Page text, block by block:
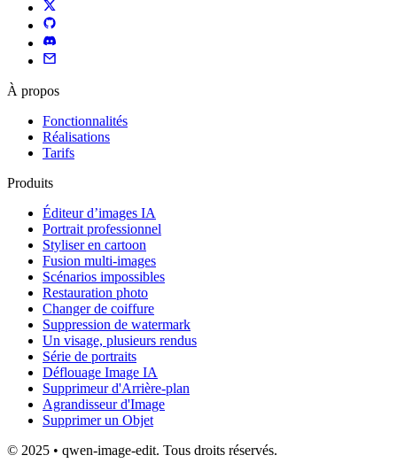
À propos
Fonctionnalités
Réalisations
Tarifs
Produits
Éditeur d’images IA
Portrait professionnel
Styliser en cartoon
Fusion multi-images
Scénarios impossibles
Restauration photo
Changer de coiffure
Suppression de watermark
Un visage, plusieurs rendus
Série de portraits
Déflouage Image IA
Supprimeur d'Arrière-plan
Agrandisseur d'Image
Supprimer un Objet
© 2025 • qwen-image-edit. Tous droits réservés.